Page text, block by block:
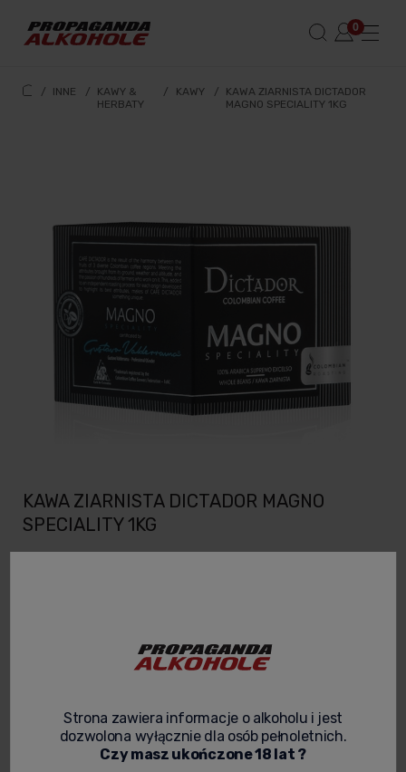
/ INNE /
KAWY &
HERBATY
/ KAWY /
KAWA ZIARNISTA DICTADOR
MAGNO SPECIALITY 1KG
KAWA ZIARNISTA DICTADOR MAGNO
SPECIALITY 1KG
powiadom o dostępności
Strona zawiera informacje o alkoholu i jest
dozwolona wyłącznie dla osób pełnoletnich.
Czy masz ukończone 18 lat ?